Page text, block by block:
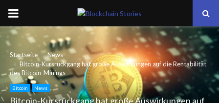
PRIMARY
MENU
Startseite
News
Bitcoin-Kursrückgang hat große Auswirkungen auf die Rentabilität
des Bitcoin-Minings
Bitcoin News
Bitcoin-Kursrückgang hat große Auswirkungen auf